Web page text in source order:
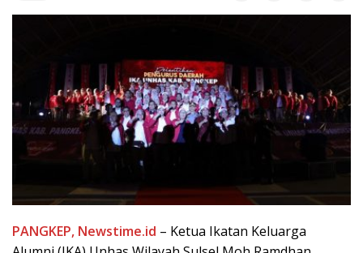
PANGKEP, Newstime.id – Ketua Ikatan Keluarga